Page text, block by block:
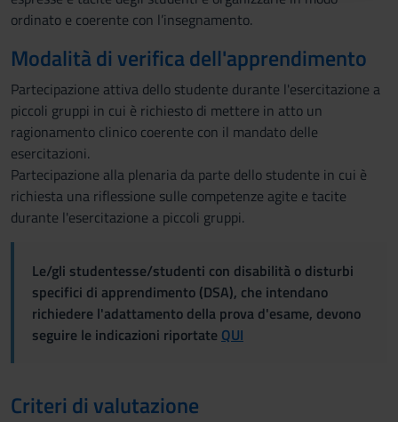
ordinato e coerente con l’insegnamento.
Modalità di verifica dell'apprendimento
Partecipazione attiva dello studente durante l'esercitazione a
piccoli gruppi in cui è richiesto di mettere in atto un
ragionamento clinico coerente con il mandato delle
esercitazioni.
Partecipazione alla plenaria da parte dello studente in cui è
richiesta una riflessione sulle competenze agite e tacite
durante l'esercitazione a piccoli gruppi.
Le/gli studentesse/studenti con disabilità o disturbi
specifici di apprendimento (DSA), che intendano
richiedere l'adattamento della prova d'esame, devono
seguire le indicazioni riportate QUI
Criteri di valutazione